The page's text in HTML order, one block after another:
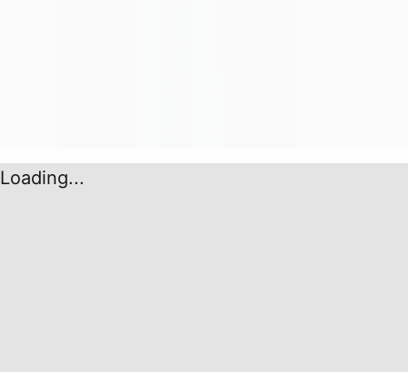
Loading...